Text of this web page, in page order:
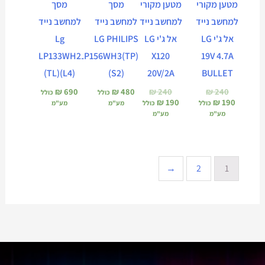
מטען מקורי
למחשב נייד
אל ג'י LG
19V 4.7A
BULLET
₪240
₪190
כולל
מע"מ
מטען מקורי
למחשב נייד
אל ג'י LG
X120
20V/2A
₪240
₪190
כולל
מע"מ
מסך
למחשב נייד
LG PHILIPS
LP156WH3(TP)
(S2)
₪480
כולל
מע"מ
מסך
למחשב נייד
Lg
LP133WH2
(TL)(L4)
₪690
כולל
מע"מ
1
2
←